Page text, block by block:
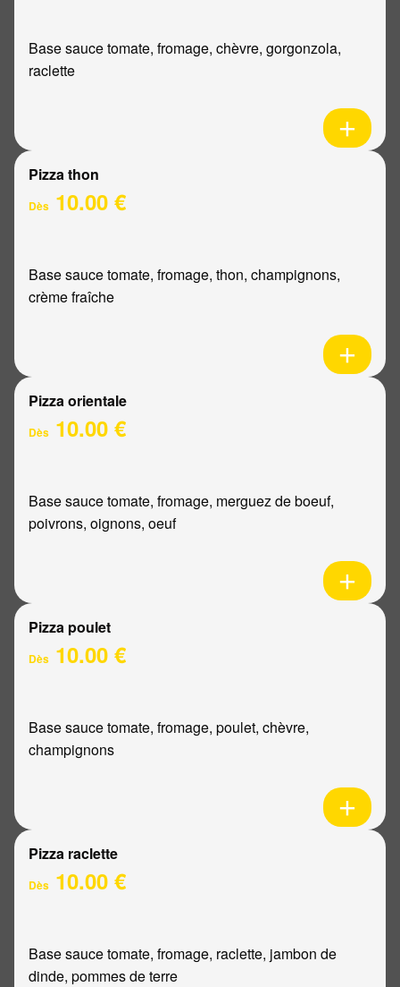
Base sauce tomate, fromage, chèvre, gorgonzola,
raclette
Pizza thon
Dès 10.00 €
Base sauce tomate, fromage, thon, champignons,
crème fraîche
Pizza orientale
Dès 10.00 €
Base sauce tomate, fromage, merguez de boeuf,
poivrons, oignons, oeuf
Pizza poulet
Dès 10.00 €
Base sauce tomate, fromage, poulet, chèvre,
champignons
Pizza raclette
Dès 10.00 €
Base sauce tomate, fromage, raclette, jambon de
dinde, pommes de terre